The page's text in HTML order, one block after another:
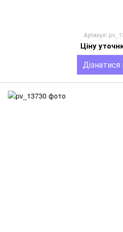
Артикул:
Ціну
Дізнатися